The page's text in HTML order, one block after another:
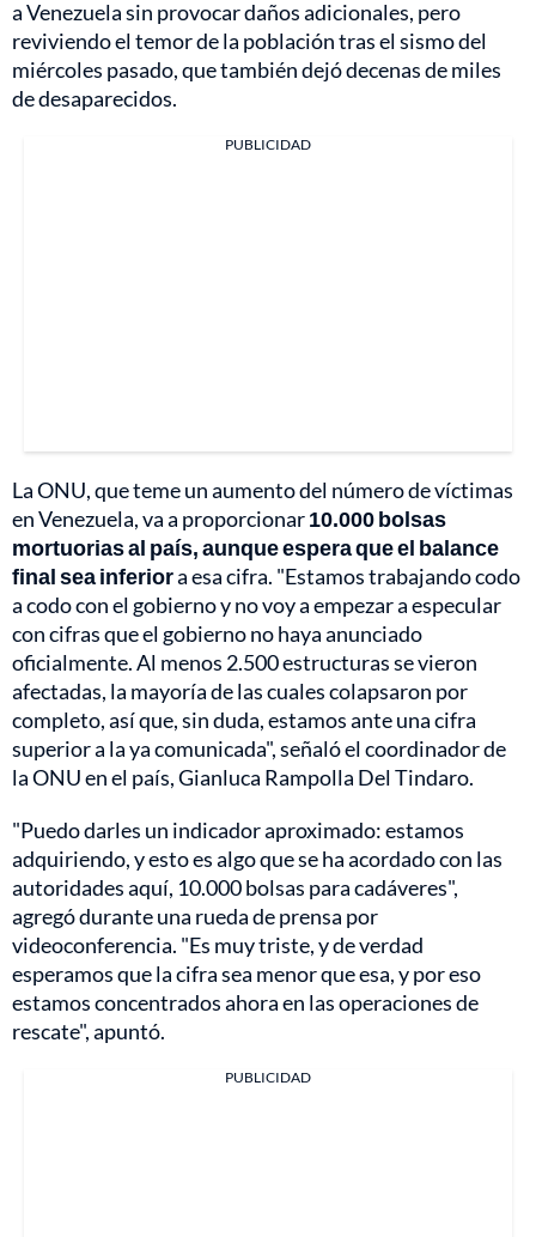
a Venezuela sin provocar daños adicionales, pero
reviviendo el temor de la población tras el sismo del
miércoles pasado, que también dejó decenas de miles
de desaparecidos.
PUBLICIDAD
La ONU, que teme un aumento del número de víctimas
en Venezuela, va a proporcionar10.000 bolsas
mortuorias al país, aunque espera que el balance
final sea inferiora esa cifra. "Estamos trabajando codo
a codo con el gobierno y no voy a empezar a especular
con cifras que el gobierno no haya anunciado
oficialmente. Al menos 2.500 estructuras se vieron
afectadas, la mayoría de las cuales colapsaron por
completo, así que, sin duda, estamos ante una cifra
superior a la ya comunicada", señaló el coordinador de
la ONU en el país, Gianluca Rampolla Del Tindaro.
"Puedo darles un indicador aproximado: estamos
adquiriendo, y esto es algo que se ha acordado con las
autoridades aquí, 10.000 bolsas para cadáveres",
agregó durante una rueda de prensa por
videoconferencia. "Es muy triste, y de verdad
esperamos que la cifra sea menor que esa, y por eso
estamos concentrados ahora en las operaciones de
rescate", apuntó.
PUBLICIDAD